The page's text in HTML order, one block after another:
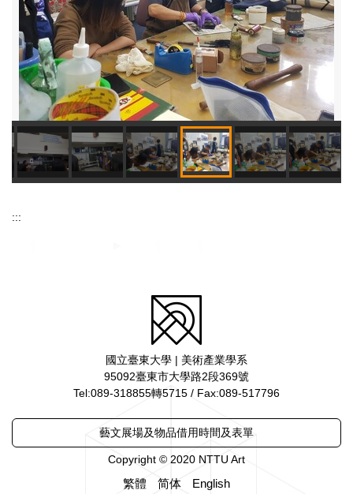
繁體 简体 English
:::
國立臺東大學 | 美術產業學系
95092臺東市大學路2段369號
Tel:089-318855轉5715 / Fax:089-517796
藝文展場及物品借用時間及表單
Copyright © 2020 NTTU Art